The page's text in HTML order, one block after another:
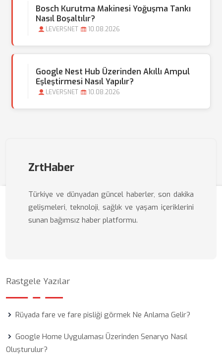
Bosch Kurutma Makinesi Yoğuşma Tankı
Nasıl Boşaltılır?
LEVERSNET 10.08.2026
Google Nest Hub Üzerinden Akıllı Ampul
Eşleştirmesi Nasıl Yapılır?
LEVERSNET 10.08.2026
ZrtHaber
Türkiye ve dünyadan güncel haberler, son dakika
gelişmeleri, teknoloji, sağlık ve yaşam içeriklerini
sunan bağımsız haber platformu.
Rastgele Yazılar
Rüyada fare ve fare pisliği görmek Ne Anlama Gelir?
Google Home Uygulaması Üzerinden Senaryo Nasıl
Oluşturulur?